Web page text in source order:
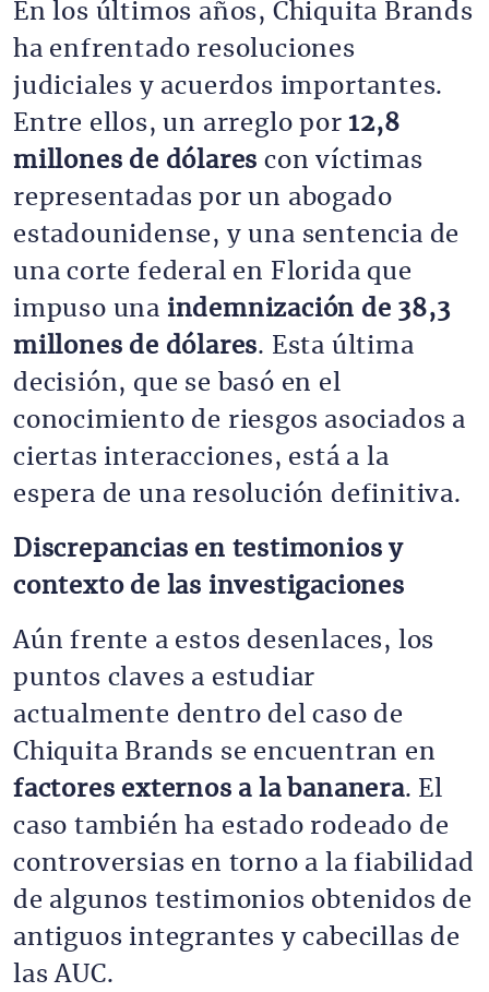
En los últimos años, Chiquita Brands
ha enfrentado resoluciones
judiciales y acuerdos importantes.
Entre ellos, un arreglo por 12,8
millones de dólares con víctimas
representadas por un abogado
estadounidense, y una sentencia de
una corte federal en Florida que
impuso una indemnización de 38,3
millones de dólares. Esta última
decisión, que se basó en el
conocimiento de riesgos asociados a
ciertas interacciones, está a la
espera de una resolución definitiva.
Discrepancias en testimonios y
contexto de las investigaciones
Aún frente a estos desenlaces, los
puntos claves a estudiar
actualmente dentro del caso de
Chiquita Brands se encuentran en
factores externos a la bananera. El
caso también ha estado rodeado de
controversias en torno a la fiabilidad
de algunos testimonios obtenidos de
antiguos integrantes y cabecillas de
las AUC.